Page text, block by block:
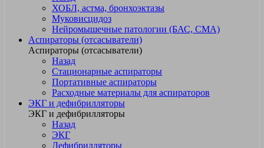
ХОБЛ, астма, бронхоэктазы
Муковисцидоз
Нейромышечные патологии (БАС, СМА)
Аспираторы (отсасыватели)
Аспираторы (отсасыватели)
Назад
Стационарные аспираторы
Портативные аспираторы
Расходные материалы для аспираторов
ЭКГ и дефибрилляторы
ЭКГ и дефибрилляторы
Назад
ЭКГ
Дефибрилляторы